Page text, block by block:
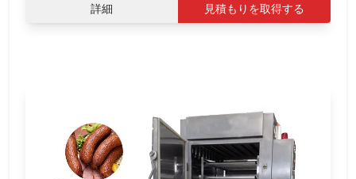
詳細 見積もりを取得する